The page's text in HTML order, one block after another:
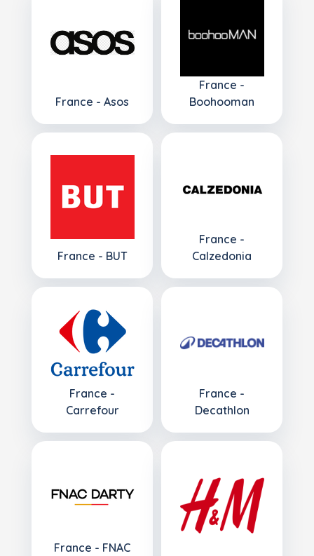
France - Asos
France -
Boohooman
France - BUT
France -
Calzedonia
France -
Carrefour
France -
Decathlon
France - FNAC